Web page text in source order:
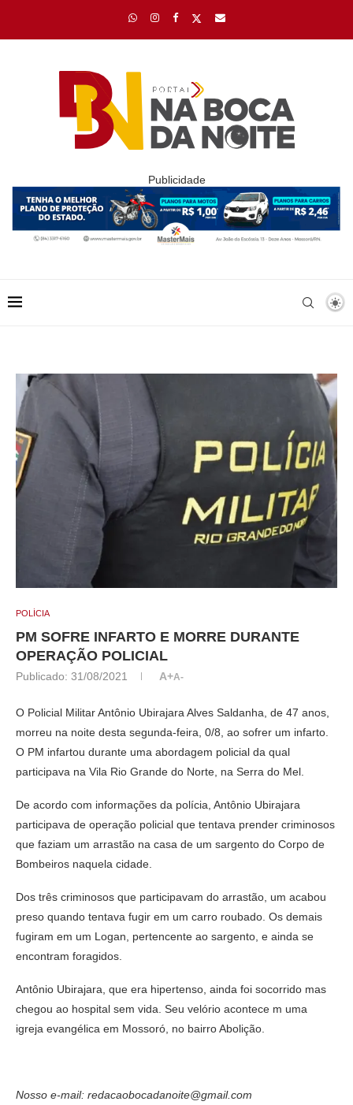
Publicidade
POLÍCIA
PM SOFRE INFARTO E MORRE DURANTE
OPERAÇÃO POLICIAL
Publicado: 31/08/2021 A+A-
O Policial Militar Antônio Ubirajara Alves Saldanha, de 47 anos,
morreu na noite desta segunda-feira, 0/8, ao sofrer um infarto.
O PM infartou durante uma abordagem policial da qual
participava na Vila Rio Grande do Norte, na Serra do Mel.
De acordo com informações da polícia, Antônio Ubirajara
participava de operação policial que tentava prender criminosos
que faziam um arrastão na casa de um sargento do Corpo de
Bombeiros naquela cidade.
Dos três criminosos que participavam do arrastão, um acabou
preso quando tentava fugir em um carro roubado. Os demais
fugiram em um Logan, pertencente ao sargento, e ainda se
encontram foragidos.
Antônio Ubirajara, que era hipertenso, ainda foi socorrido mas
chegou ao hospital sem vida. Seu velório acontece m uma
igreja evangélica em Mossoró, no bairro Abolição.
Nosso e-mail: redacaobocadanoite@gmail.com